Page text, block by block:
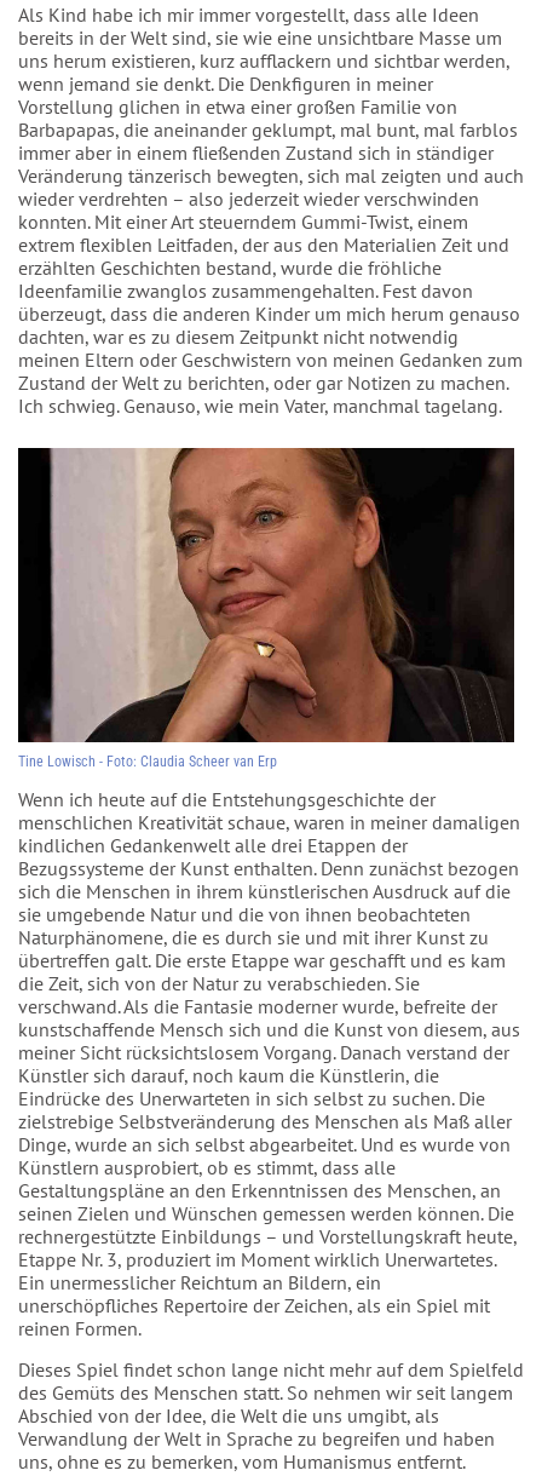
Als Kind habe ich mir immer vorgestellt, dass alle Ideen
bereits in der Welt sind, sie wie eine unsichtbare Masse um
uns herum existieren, kurz aufflackern und sichtbar werden,
wenn jemand sie denkt. Die Denkfiguren in meiner
Vorstellung glichen in etwa einer großen Familie von
Barbapapas, die aneinander geklumpt, mal bunt, mal farblos
immer aber in einem fließenden Zustand sich in ständiger
Veränderung tänzerisch bewegten, sich mal zeigten und auch
wieder verdrehten – also jederzeit wieder verschwinden
konnten. Mit einer Art steuerndem Gummi-Twist, einem
extrem flexiblen Leitfaden, der aus den Materialien Zeit und
erzählten Geschichten bestand, wurde die fröhliche
Ideenfamilie zwanglos zusammengehalten. Fest davon
überzeugt, dass die anderen Kinder um mich herum genauso
dachten, war es zu diesem Zeitpunkt nicht notwendig
meinen Eltern oder Geschwistern von meinen Gedanken zum
Zustand der Welt zu berichten, oder gar Notizen zu machen.
Ich schwieg. Genauso, wie mein Vater, manchmal tagelang.
Tine Lowisch - Foto: Claudia Scheer van Erp
Wenn ich heute auf die Entstehungsgeschichte der
menschlichen Kreativität schaue, waren in meiner damaligen
kindlichen Gedankenwelt alle drei Etappen der
Bezugssysteme der Kunst enthalten. Denn zunächst bezogen
sich die Menschen in ihrem künstlerischen Ausdruck auf die
sie umgebende Natur und die von ihnen beobachteten
Naturphänomene, die es durch sie und mit ihrer Kunst zu
übertreffen galt. Die erste Etappe war geschafft und es kam
die Zeit, sich von der Natur zu verabschieden. Sie
verschwand. Als die Fantasie moderner wurde, befreite der
kunstschaffende Mensch sich und die Kunst von diesem, aus
meiner Sicht rücksichtslosem Vorgang. Danach verstand der
Künstler sich darauf, noch kaum die Künstlerin, die
Eindrücke des Unerwarteten in sich selbst zu suchen. Die
zielstrebige Selbstveränderung des Menschen als Maß aller
Dinge, wurde an sich selbst abgearbeitet. Und es wurde von
Künstlern ausprobiert, ob es stimmt, dass alle
Gestaltungspläne an den Erkenntnissen des Menschen, an
seinen Zielen und Wünschen gemessen werden können. Die
rechnergestützte Einbildungs – und Vorstellungskraft heute,
Etappe Nr. 3, produziert im Moment wirklich Unerwartetes.
Ein unermesslicher Reichtum an Bildern, ein
unerschöpfliches Repertoire der Zeichen, als ein Spiel mit
reinen Formen.
Dieses Spiel findet schon lange nicht mehr auf dem Spielfeld
des Gemüts des Menschen statt. So nehmen wir seit langem
Abschied von der Idee, die Welt die uns umgibt, als
Verwandlung der Welt in Sprache zu begreifen und haben
uns, ohne es zu bemerken, vom Humanismus entfernt.